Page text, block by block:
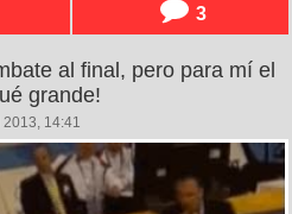
3
al final, pero para mí el
grande!
14:41